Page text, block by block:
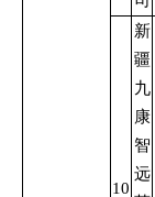
10
新
疆
九
康
智
远